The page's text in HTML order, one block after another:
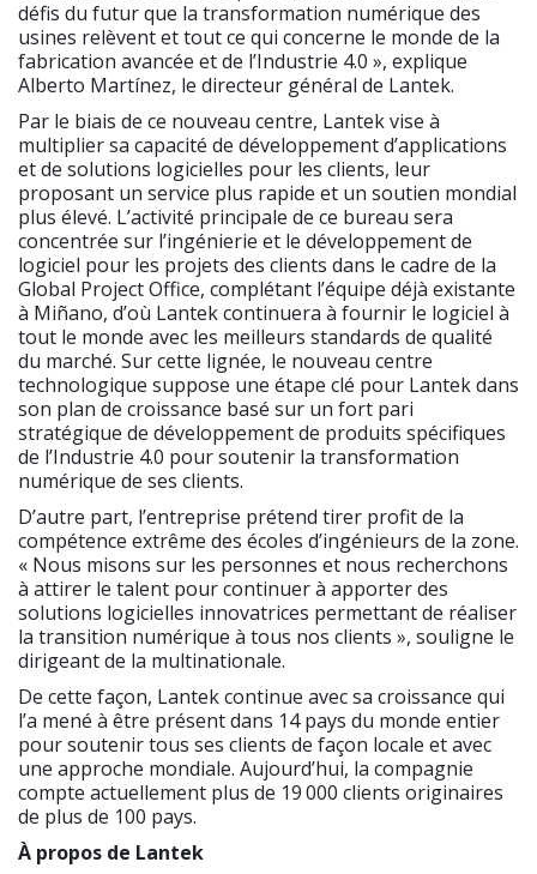
défis du futur que la transformation numérique des
usines relèvent et tout ce qui concerne le monde de la
fabrication avancée et de l’Industrie 4.0 », explique
Alberto Martínez, le directeur général de Lantek.
Par le biais de ce nouveau centre, Lantek vise à
multiplier sa capacité de développement d’applications
et de solutions logicielles pour les clients, leur
proposant un service plus rapide et un soutien mondial
plus élevé. L’activité principale de ce bureau sera
concentrée sur l’ingénierie et le développement de
logiciel pour les projets des clients dans le cadre de la
Global Project Office, complétant l’équipe déjà existante
à Miñano, d’où Lantek continuera à fournir le logiciel à
tout le monde avec les meilleurs standards de qualité
du marché. Sur cette lignée, le nouveau centre
technologique suppose une étape clé pour Lantek dans
son plan de croissance basé sur un fort pari
stratégique de développement de produits spécifiques
de l’Industrie 4.0 pour soutenir la transformation
numérique de ses clients.
D’autre part, l’entreprise prétend tirer profit de la
compétence extrême des écoles d’ingénieurs de la zone.
« Nous misons sur les personnes et nous recherchons
à attirer le talent pour continuer à apporter des
solutions logicielles innovatrices permettant de réaliser
la transition numérique à tous nos clients », souligne le
dirigeant de la multinationale.
De cette façon, Lantek continue avec sa croissance qui
l’a mené à être présent dans 14 pays du monde entier
pour soutenir tous ses clients de façon locale et avec
une approche mondiale. Aujourd’hui, la compagnie
compte actuellement plus de 19 000 clients originaires
de plus de 100 pays.
À propos de Lantek